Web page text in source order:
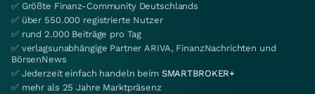
✅ Größte Finanz-Community Deutschlands
✅ über 550.000 registrierte Nutzer
✅ rund 2.000 Beiträge pro Tag
✅ verlagsunabhängige Partner ARIVA, FinanzNachrichten und
BörsenNews
✅ Jederzeit einfach handeln beim SMARTBROKER+
✅ mehr als 25 Jahre Marktpräsenz